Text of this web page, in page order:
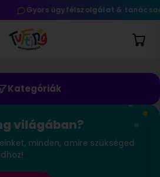
Gyors ügyfélszolgálat &
Kategóriák
világában?
minden, amire szükséged